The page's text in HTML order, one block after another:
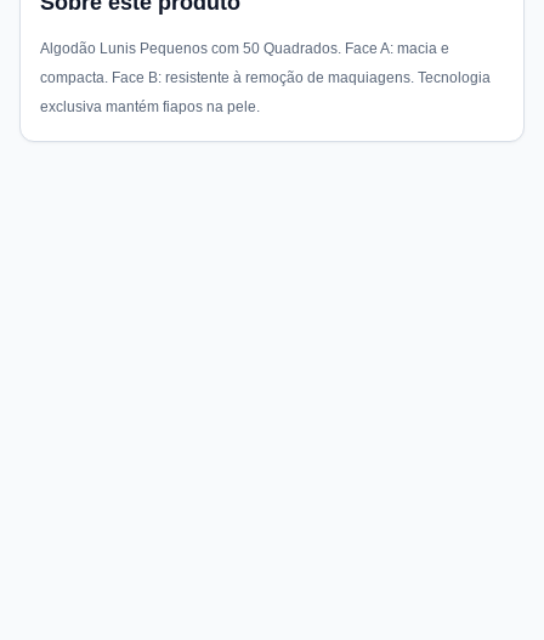
Algodão Lunis Pequenos com 50 Quadrados. Face A: macia e
compacta. Face B: resistente à remoção de maquiagens. Tecnologia
exclusiva mantém fiapos na pele.